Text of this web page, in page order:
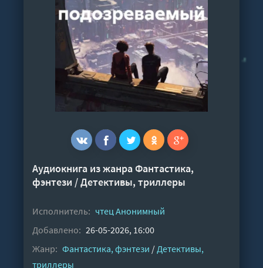
Аудиокнига из жанраФантастика,
фэнтези /Детективы, триллеры
Исполнитель: чтец Анонимный
Добавлено: 26-05-2026, 16:00
Жанр: Фантастика, фэнтези /Детективы,
триллеры